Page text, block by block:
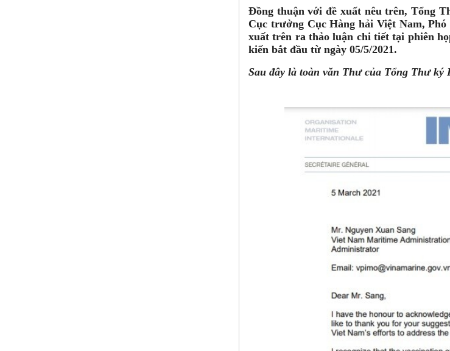
Đồng thuận với đề xuất nêu trên, Tổng
Cục trưởng Cục Hàng hải Việt Nam,
xuất trên ra thảo luận chi tiết tại phiên
kiến bắt đầu từ ngày 05/5/2021.
Sau đây là toàn văn Thư của Tổng Thư